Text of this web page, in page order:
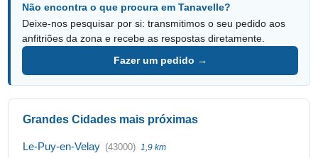
Não encontra o que procura em Tanavelle?
Deixe-nos pesquisar por si: transmitimos o seu pedido aos
anfitriões da zona e recebe as respostas diretamente.
Fazer um pedido →
Grandes Cidades mais próximas
Le-Puy-en-Velay (43000) 1,9 km